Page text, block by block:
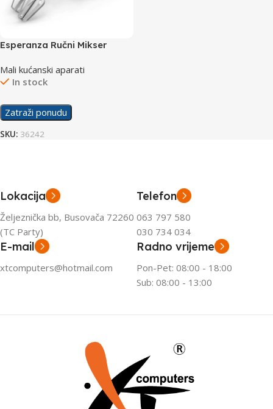
Esperanza Ručni Mikser
Mali kućanski aparati
In stock
Zatraži ponudu
SKU: 36242
Lokacija
Željeznička bb, Busovača 72260
(TC Party)
Telefon
063 797 580
030 734 034
E-mail
xtcomputers@hotmail.com
Radno vrijeme
Pon-Pet: 08:00 - 18:00
Sub: 08:00 - 13:00